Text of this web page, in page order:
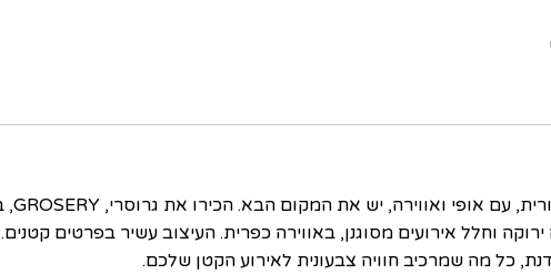
עם אופי ואווירה, יש את המקום הבא. הכירו את גרוסרי, GROSERY
ירוקה וחלל אירועים מסוגנן, באווירה כפרית. העיצוב עשיר בפרטים
כל מה שמרכיב חוויה צבעונית לאירוע הקטן שלכם.